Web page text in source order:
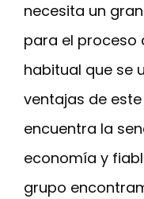
necesita un
para el proceso
habitual que se
ventajas de
encuentra la
economía y
grupo